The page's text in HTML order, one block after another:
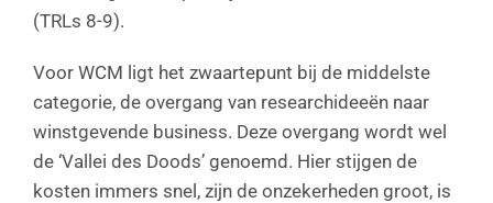
(TRLs 8-9).
Voor WCM ligt het zwaartepunt bij de middelste
categorie, de overgang van researchideeën naar
winstgevende business. Deze overgang wordt wel
de ‘Vallei des Doods’ genoemd. Hier stijgen de
kosten immers snel, zijn de onzekerheden groot, is